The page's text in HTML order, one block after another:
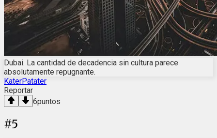
Dubai. La cantidad de decadencia sin cultura parece
absolutamente repugnante.
KaterPatater
Reportar
6puntos
#5